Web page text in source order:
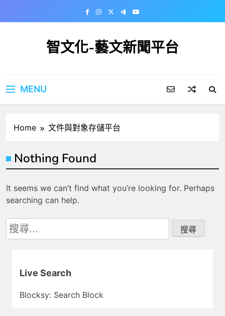
智文化-藝文新聞平台
MENU
Home 文件與對象存儲平台
Nothing Found
It seems we can’t find what you’re looking for. Perhaps
searching can help.
搜
尋
Live Search
Blocksy: Search Block